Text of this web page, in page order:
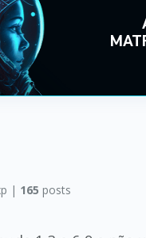
| 165 posts